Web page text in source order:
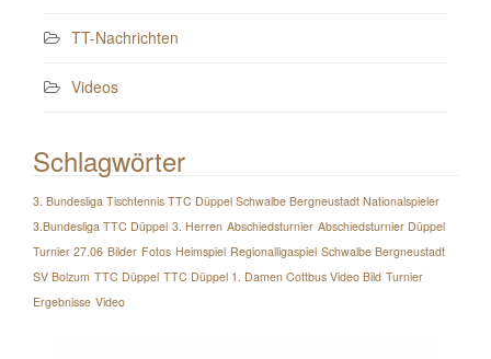
TT-Nachrichten
Videos
Schlagwörter
3. Bundesliga Tischtennis TTC Düppel Schwalbe Bergneustadt Nationalspieler
3.Bundesliga TTC Düppel 3. Herren Abschiedsturnier Abschiedsturnier Düppel
Turnier 27.06 Bilder Fotos Heimspiel Regionalligaspiel Schwalbe Bergneustadt
SV Bolzum TTC Düppel TTC Düppel 1. Damen Cottbus Video Bild Turnier
Ergebnisse Video